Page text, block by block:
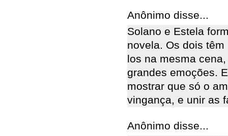
Anônimo disse...
Solano e Estela
novela. Os dois
los na mesma
grandes emoções.
mostrar que só o
vingança, e unir as
Anônimo disse...